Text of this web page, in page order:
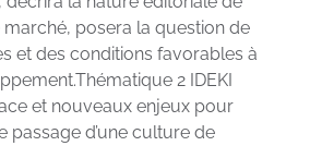
marché, posera la question de
et des conditions favorables à
2 IDEKI
et nouveaux enjeux pour
passage d’une culture de